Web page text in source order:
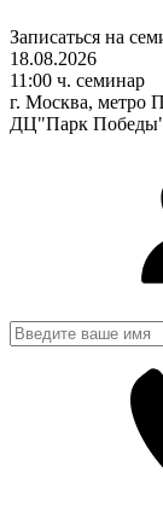
Записаться на
18.08.2026
11:00 ч. семинар
г. Москва, метро
ДЦ"Парк